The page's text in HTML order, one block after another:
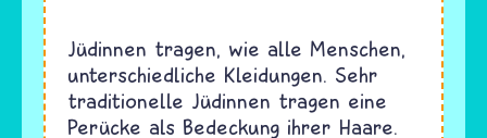
Jüdinnen tragen, wie alle Menschen,
unterschiedliche Kleidungen. Sehr
traditionelle Jüdinnen tragen eine
Perücke als Bedeckung ihrer Haare.